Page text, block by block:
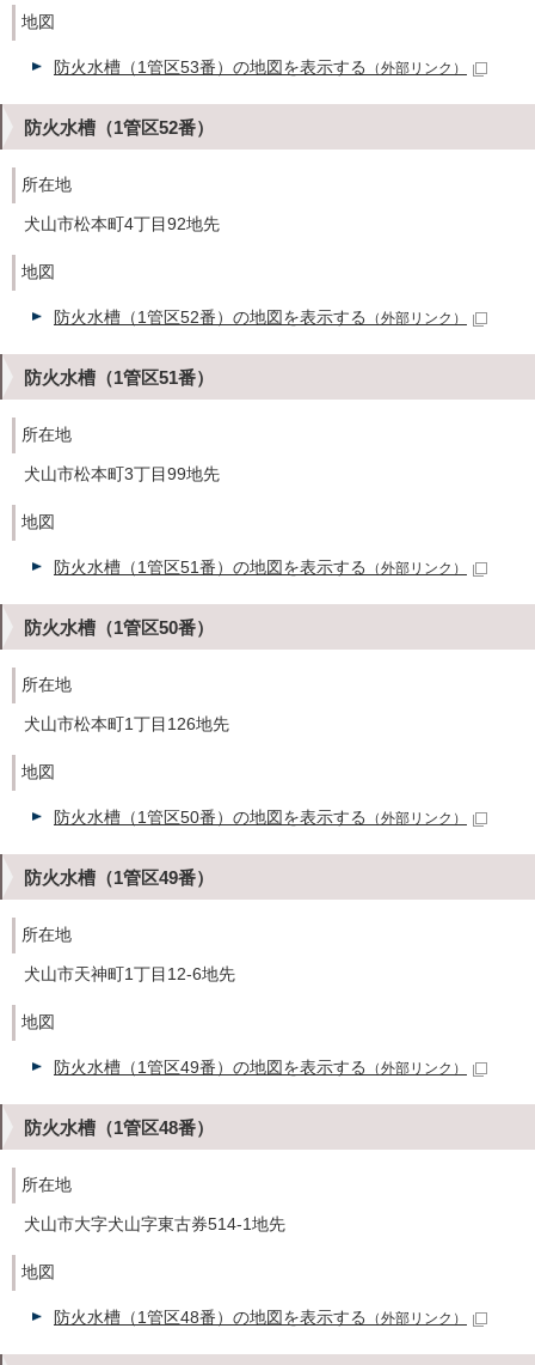
地図
防火水槽（1管区53番）の地図を表示する （外部リンク）
防火水槽（1管区52番）
所在地
犬山市松本町4丁目92地先
地図
防火水槽（1管区52番）の地図を表示する （外部リンク）
防火水槽（1管区51番）
所在地
犬山市松本町3丁目99地先
地図
防火水槽（1管区51番）の地図を表示する （外部リンク）
防火水槽（1管区50番）
所在地
犬山市松本町1丁目126地先
地図
防火水槽（1管区50番）の地図を表示する （外部リンク）
防火水槽（1管区49番）
所在地
犬山市天神町1丁目12-6地先
地図
防火水槽（1管区49番）の地図を表示する （外部リンク）
防火水槽（1管区48番）
所在地
犬山市大字犬山字東古券514-1地先
地図
防火水槽（1管区48番）の地図を表示する （外部リンク）